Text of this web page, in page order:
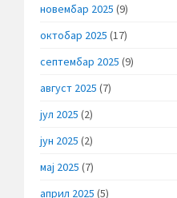
новембар 2025 (9)
октобар 2025 (17)
септембар 2025 (9)
август 2025 (7)
јул 2025 (2)
јун 2025 (2)
мај 2025 (7)
април 2025 (5)